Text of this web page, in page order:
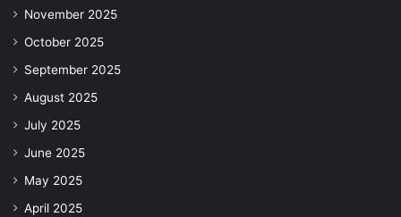
November 2025
October 2025
September 2025
August 2025
July 2025
June 2025
May 2025
April 2025